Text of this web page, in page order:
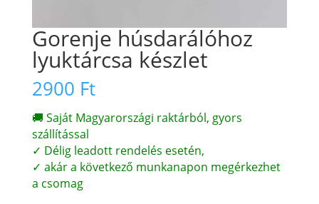
Gorenje húsdarálóhoz
lyuktárcsa készlet
2900 Ft
🚚 Saját Magyarországi raktárból, gyors
szállítással
✓ Délig leadott rendelés esetén,
✓ akár a következő munkanapon megérkezhet
a csomag